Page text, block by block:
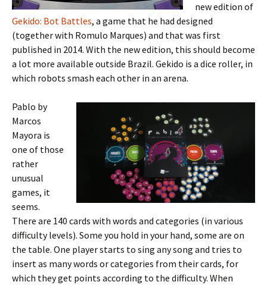
new edition of
Gekido: Bot Battles, a game that he had designed
(together with Romulo Marques) and that was first
published in 2014. With the new edition, this should become
a lot more available outside Brazil. Gekido is a dice roller, in
which robots smash each other in an arena.
Pablo by
Marcos
Mayora is
one of those
rather
unusual
games, it
seems.
There are 140 cards with words and categories (in various
difficulty levels). Some you hold in your hand, some are on
the table. One player starts to sing any song and tries to
insert as many words or categories from their cards, for
which they get points according to the difficulty. When